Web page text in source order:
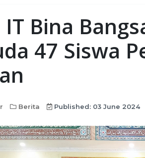
IT Bina
47 Siswa
Berita Published: 03 June 2024